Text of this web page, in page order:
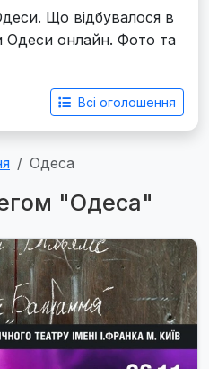
Що відбувалося в
Одеси онлайн. Фото та
Всі оголошення
Одеса
"Одеса"